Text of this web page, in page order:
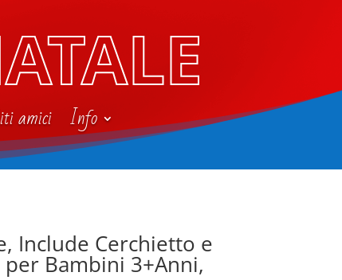
amici Info
Include Cerchietto e
Bambini 3+Anni,